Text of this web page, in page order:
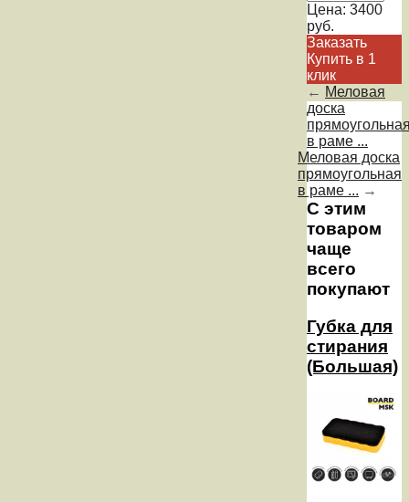
Цена: 3400
руб.
Заказать
Купить в 1
клик
← Меловая
доска
в раме ...
Меловая доска
прямоугольная
в раме ... →
С этим
товаром
чаще
всего
покупают
Губка для
стирания
(Большая)